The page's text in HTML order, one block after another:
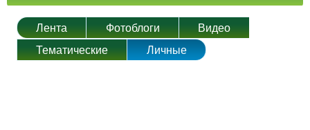
Лента Фотоблоги
Видео
Тематические
Личные